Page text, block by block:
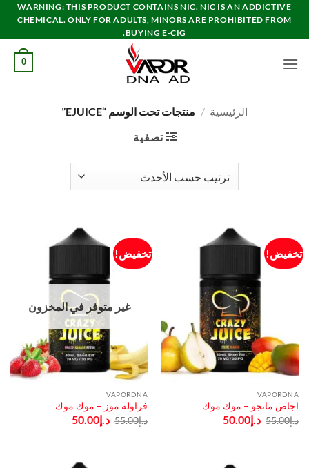
تخطي
للمحتوى
WARNING: THIS PRODUCT CONTAINS NIC. NIC IS AN ADDICTIVE
CHEMICAL. ONLY FOR ADULTS, MINORS ARE PROHIBITED FROM
BUYING E-CIG.
0
الرئيسية / منتجات تحت الوسم “EJUICE”
تصفية
تخفيض!
VAPORDNA
اجاص مانجو – موك موك
د.إ55.00 السعر
الأصلي
د.إ50.00السعر
الحالي
تخفيض!
غير متوفر في المخزون
VAPORDNA
فراولة موز – موك موك
د.إ55.00 السعر
الأصلي
د.إ50.00السعر
الحالي